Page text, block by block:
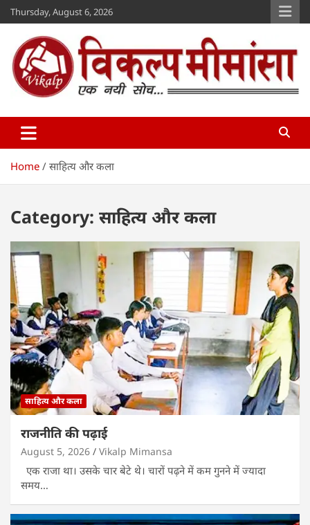
Skip
to
content
Thursday, August 6, 2026
Vikalp Mimansa
Home साहित्य और कला
Category: साहित्य और कला
साहित्य और कला
राजनीति की पढ़ाई
August 5, 2026 Vikalp Mimansa
एक राजा था। उसके चार बेटे थे। चारों पढ़ने में कम गुनने में ज्यादा
समय…